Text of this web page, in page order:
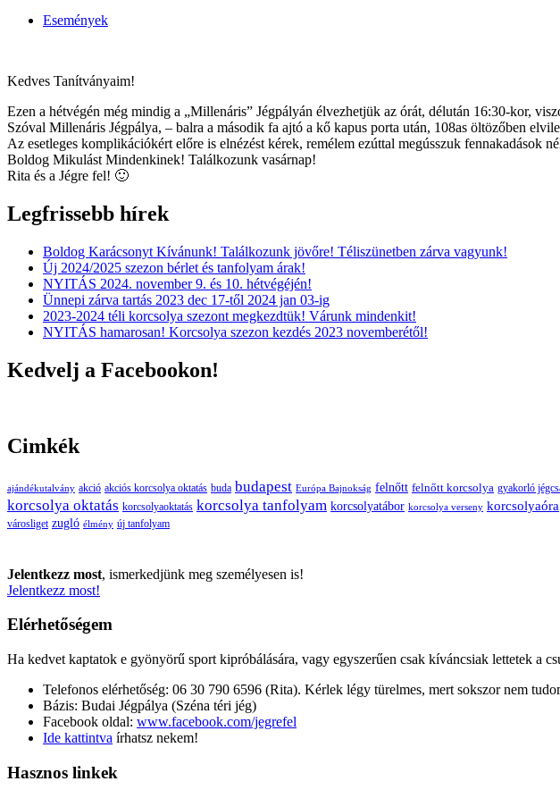
Események
Kedves Tanítványaim!
Ezen a hétvégén még mindig a „Millenáris” Jégpályán élvezhetjük az órát, délután 16:30-kor,
Szóval Millenáris Jégpálya, – balra a második fa ajtó a kő kapus porta után, 108as öltözőben
Az esetleges komplikációkért előre is elnézést kérek, remélem ezúttal megússzuk fennakadások
Boldog Mikulást Mindenkinek! Találkozunk vasárnap!
Rita és a Jégre fel! 🙂
Legfrissebb hírek
Boldog Karácsonyt Kívánunk! Találkozunk jövőre! Téliszünetben zárva vagyunk!
Új 2024/2025 szezon bérlet és tanfolyam árak!
NYITÁS 2024. november 9. és 10. hétvégéjén!
Ünnepi zárva tartás 2023 dec 17-től 2024 jan 03-ig
2023-2024 téli korcsolya szezont megkezdtük! Várunk mindenkit!
NYITÁS hamarosan! Korcsolya szezon kezdés 2023 novemberétől!
Kedvelj a Facebookon!
Cimkék
ajándékutalvány akció akciós korcsolya oktatás buda budapest Európa Bajnokság felnőtt felnőtt korcsolya gyakorló
korcsolya oktatás korcsolyaoktatás korcsolya tanfolyam korcsolyatábor korcsolya verseny korcsolyaóra
városliget zugló élmény új tanfolyam
Jelentkezz most, ismerkedjünk meg személyesen is!
Jelentkezz most!
Elérhetőségem
Ha kedvet kaptatok e gyönyörű sport kipróbálására, vagy egyszerűen csak kíváncsiak lettetek a
Telefonos elérhetőség: 06 30 790 6596 (Rita). Kérlek légy türelmes, mert sokszor nem
Bázis: Budai Jégpálya (Széna téri jég)
Facebook oldal: www.facebook.com/jegrefel
Ide kattintva írhatsz nekem!
Hasznos linkek